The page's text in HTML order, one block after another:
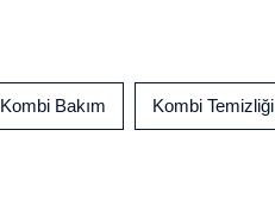
Kombi Bakım Kombi Temizliği